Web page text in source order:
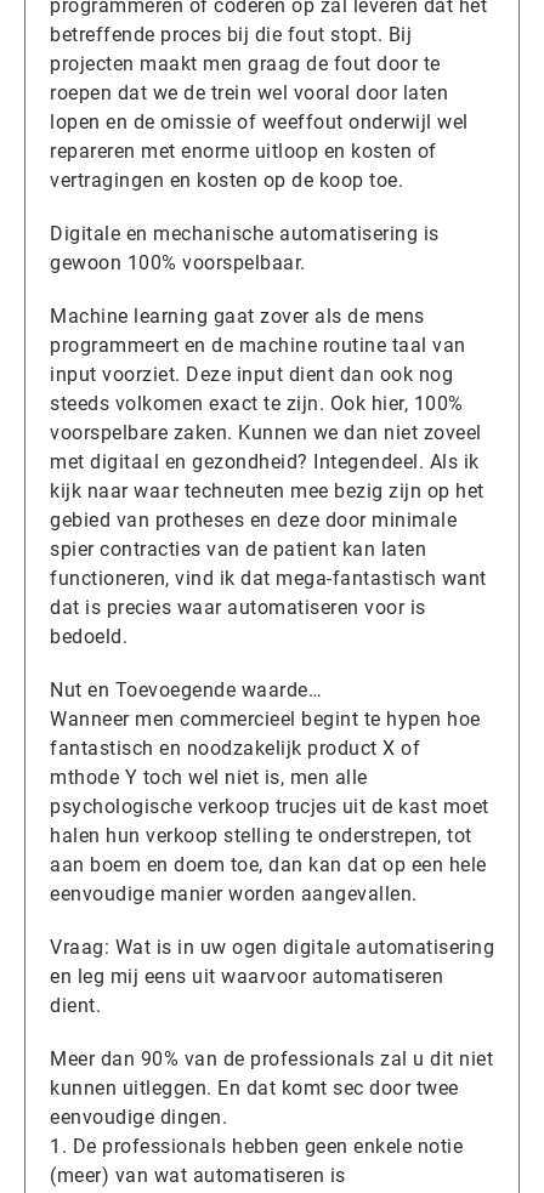
programmeren of coderen op zal leveren dat het
betreffende proces bij die fout stopt. Bij
projecten maakt men graag de fout door te
roepen dat we de trein wel vooral door laten
lopen en de omissie of weeffout onderwijl wel
repareren met enorme uitloop en kosten of
vertragingen en kosten op de koop toe.
Digitale en mechanische automatisering is
gewoon 100% voorspelbaar.
Machine learning gaat zover als de mens
programmeert en de machine routine taal van
input voorziet. Deze input dient dan ook nog
steeds volkomen exact te zijn. Ook hier, 100%
voorspelbare zaken. Kunnen we dan niet zoveel
met digitaal en gezondheid? Integendeel. Als ik
kijk naar waar techneuten mee bezig zijn op het
gebied van protheses en deze door minimale
spier contracties van de patient kan laten
functioneren, vind ik dat mega-fantastisch want
dat is precies waar automatiseren voor is
bedoeld.
Nut en Toevoegende waarde…
Wanneer men commercieel begint te hypen hoe
fantastisch en noodzakelijk product X of
mthode Y toch wel niet is, men alle
psychologische verkoop trucjes uit de kast moet
halen hun verkoop stelling te onderstrepen, tot
aan boem en doem toe, dan kan dat op een hele
eenvoudige manier worden aangevallen.
Vraag: Wat is in uw ogen digitale automatisering
en leg mij eens uit waarvoor automatiseren
dient.
Meer dan 90% van de professionals zal u dit niet
kunnen uitleggen. En dat komt sec door twee
eenvoudige dingen.
1. De professionals hebben geen enkele notie
(meer) van wat automatiseren is